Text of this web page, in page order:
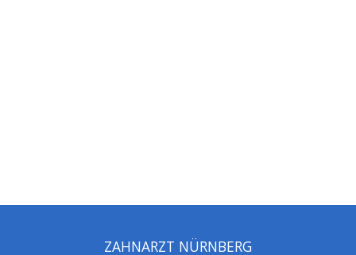
ZAHNARZT NÜRNBERG